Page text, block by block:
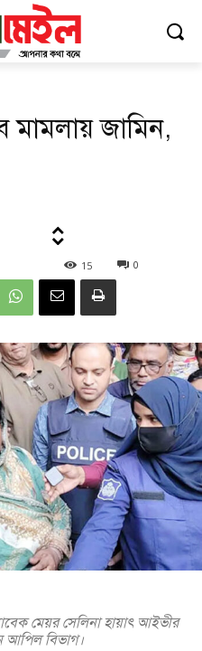
জামিন,
0
15
মেয়র সেলিনা হায়াৎ আইভীর
আপিল বিভাগ।